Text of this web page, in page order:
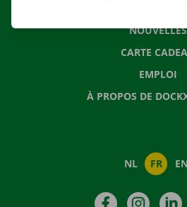
NOUVELLES
CARTE
EMPLOI
À PROPOS DE
NL FR EN
Facebook